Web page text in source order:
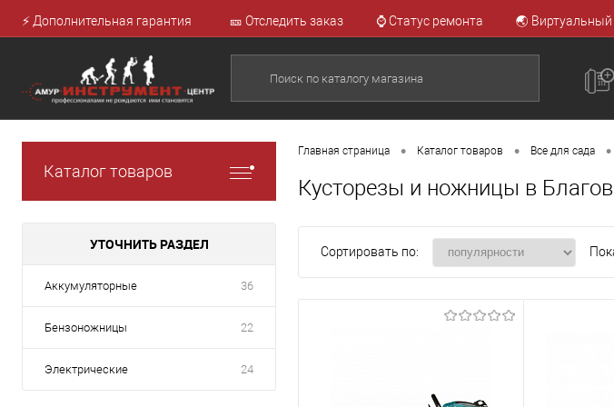
⚡ Дополнительная гарантия 🎫 Отследить заказ ⌚ Статус ремонта 🌏 Виртуальный
Каталог товаров
УТОЧНИТЬ РАЗДЕЛ
Аккумуляторные 36
Бензоножницы 22
Электрические 24
Главная страница • Каталог товаров • Все для сада •
Кусторезы и ножницы в
Сортировать по: